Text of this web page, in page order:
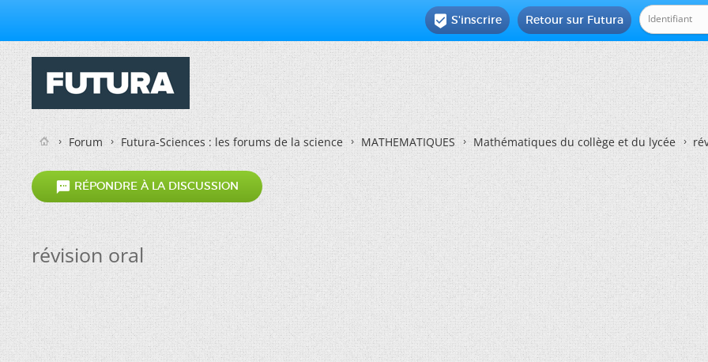
Retour sur Futura
 S'inscrire
Forum Futura-Sciences : les forums de la science MATHEMATIQUES Mathématiques du collège et du lycée
 RÉPONDRE À LA DISCUSSION
révision oral